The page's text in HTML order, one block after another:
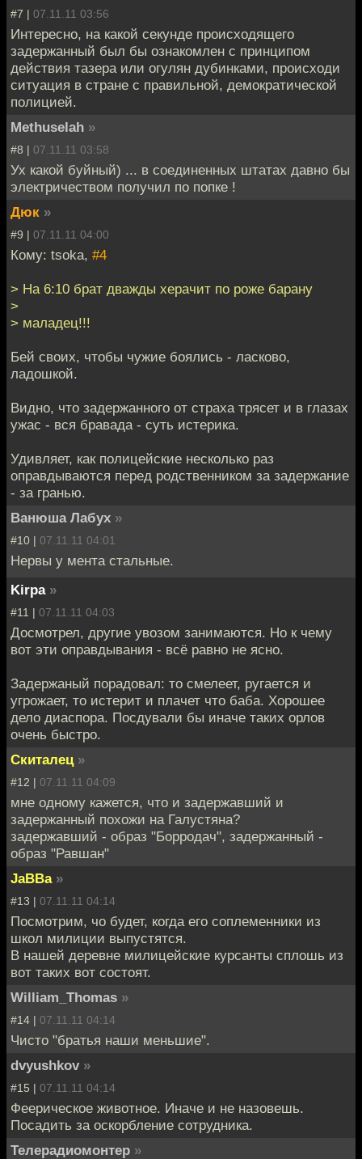
#7 | 07.11.11 03:56
Интересно, на какой секунде происходящего
задержанный был бы ознакомлен с принципом
действия тазера или огулян дубинками, происходи
ситуация в стране с правильной, демократической
полицией.
Methuselah »
#8 | 07.11.11 03:58
Ух какой буйный) ... в соединенных штатах давно бы
электричеством получил по попке !
Дюк »
#9 | 07.11.11 04:00
Кому: tsoka, #4
> На 6:10 брат дважды херачит по роже барану
>
> маладец!!!
Бей своих, чтобы чужие боялись - ласково,
ладошкой.
Видно, что задержанного от страха трясет и в глазах
ужас - вся бравада - суть истерика.
Удивляет, как полицейские несколько раз
оправдываются перед родственником за задержание
- за гранью.
Ванюша Лабух »
#10 | 07.11.11 04:01
Нервы у мента стальные.
Kirpa »
#11 | 07.11.11 04:03
Досмотрел, другие увозом занимаются. Но к чему
вот эти оправдывания - всё равно не ясно.
Задержаный порадовал: то смелеет, ругается и
угрожает, то истерит и плачет что баба. Хорошее
дело диаспора. Посдували бы иначе таких орлов
очень быстро.
Скиталец »
#12 | 07.11.11 04:09
мне одному кажется, что и задержавший и
задержанный похожи на Галустяна?
задержавший - образ "Борродач", задержанный -
образ "Равшан"
JaBBa »
#13 | 07.11.11 04:14
Посмотрим, чо будет, когда его соплеменники из
школ милиции выпустятся.
В нашей деревне милицейские курсанты сплошь из
вот таких вот состоят.
William_Thomas »
#14 | 07.11.11 04:14
Чисто "братья наши меньшие".
dvyushkov »
#15 | 07.11.11 04:14
Феерическое животное. Иначе и не назовешь.
Посадить за оскорбление сотрудника.
Телерадиомонтер »